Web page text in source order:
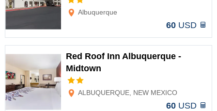
Albuquerque
60 USD
Red Roof Inn Albuquerque -
Midtown
ALBUQUERQUE, NEW MEXICO
60 USD